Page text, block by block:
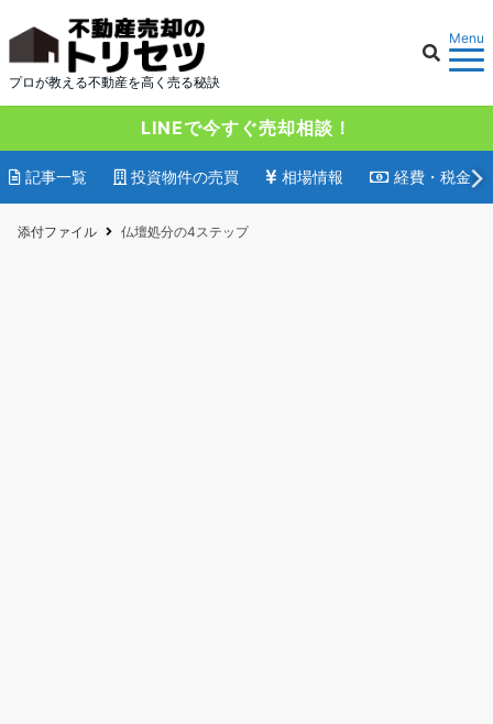
プロが教える不動産を高く売る秘訣
Menu
LINEで今すぐ売却相談！
記事一覧 投資物件の売買 相場情報 経費・税金
添付ファイル 仏壇処分の4ステップ